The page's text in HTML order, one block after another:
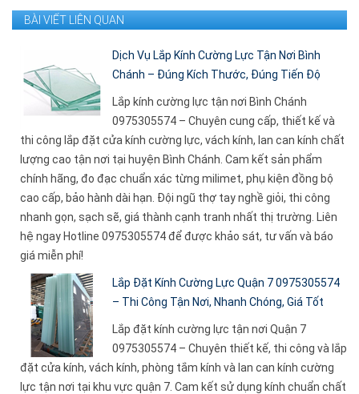
BÀI VIẾT LIÊN QUAN
Dịch Vụ Lắp Kính Cường Lực Tận Nơi Bình
Chánh – Đúng Kích Thước, Đúng Tiến Độ
Lắp kính cường lực tận nơi Bình Chánh
0975305574 – Chuyên cung cấp, thiết kế và
thi công lắp đặt cửa kính cường lực, vách kính, lan can kính chất
lượng cao tận nơi tại huyện Bình Chánh. Cam kết sản phẩm
chính hãng, đo đạc chuẩn xác từng milimet, phụ kiện đồng bộ
cao cấp, bảo hành dài hạn. Đội ngũ thợ tay nghề giỏi, thi công
nhanh gọn, sạch sẽ, giá thành cạnh tranh nhất thị trường. Liên
hệ ngay Hotline 0975305574 để được khảo sát, tư vấn và báo
giá miễn phí!
Lắp Đặt Kính Cường Lực Quận 7 0975305574
– Thi Công Tận Nơi, Nhanh Chóng, Giá Tốt
Lắp đặt kính cường lực tận nơi Quận 7
0975305574 – Chuyên thiết kế, thi công và lắp
đặt cửa kính, vách kính, phòng tắm kính và lan can kính cường
lực tận nơi tại khu vực quận 7. Cam kết sử dụng kính chuẩn chất